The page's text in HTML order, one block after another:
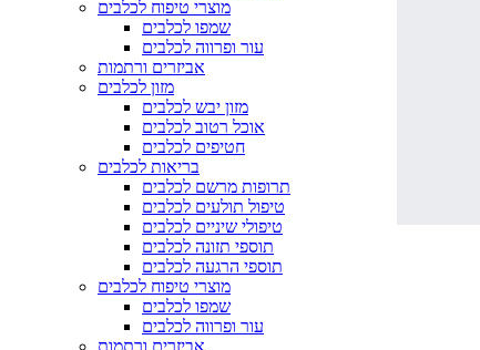
מוצרי טיפוח לכלבים
שמפו לכלבים
עור ופרווה לכלבים
אביזרים ורתמות
מזון לכלבים
מזון יבש לכלבים
אוכל רטוב לכלבים
חטיפים לכלבים
בריאות לכלבים
תרופות מרשם לכלבים
טיפול תולעים לכלבים
טיפולי שיניים לכלבים
תוספי תזונה לכלבים
תוספי הרגעה לכלבים
מוצרי טיפוח לכלבים
שמפו לכלבים
עור ופרווה לכלבים
אביזרים ורתמות